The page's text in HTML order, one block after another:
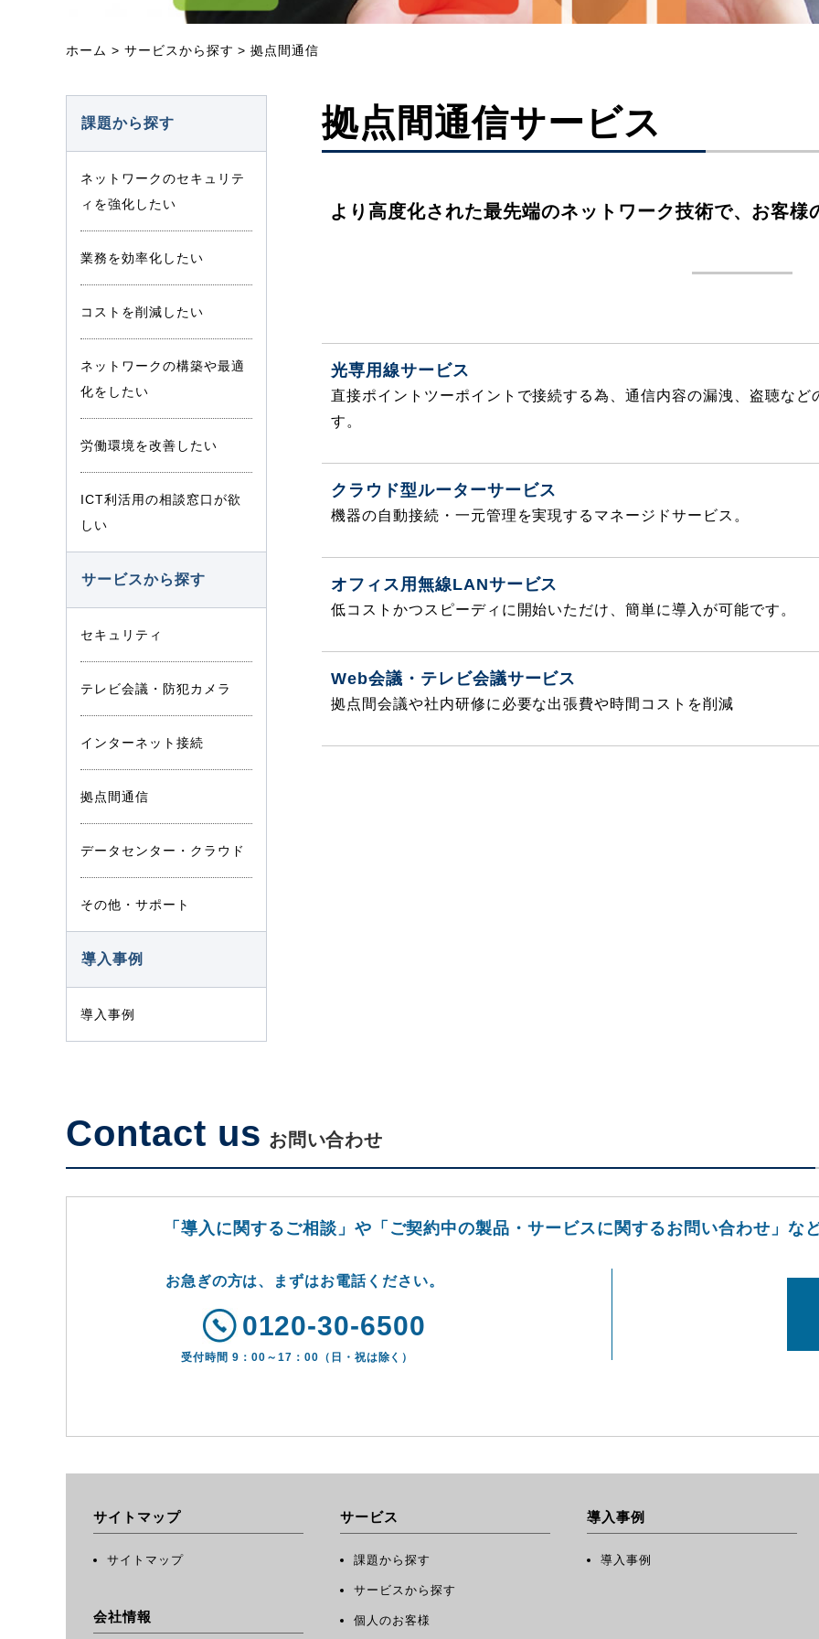
ホーム > サービスから探す >拠点間通信
拠点間通信サービス
より高度化された最先端のネットワーク技術で、お客様
光専用線サービス
直接ポイントツーポイントで接続する為、通信内容の漏洩、盗聴な
す。
クラウド型ルーターサービス
機器の自動接続・一元管理を実現するマネージドサービス。
オフィス用無線LANサービス
低コストかつスピーディに開始いただけ、簡単に導入が可能です。
Web会議・テレビ会議サービス
拠点間会議や社内研修に必要な出張費や時間コストを削減
課題から探す
ネットワークのセキュリテ
ィを強化したい
業務を効率化したい
コストを削減したい
ネットワークの構築や最適
化をしたい
労働環境を改善したい
ICT利活用の相談窓口が欲
しい
サービスから探す
セキュリティ
テレビ会議・防犯カメラ
インターネット接続
拠点間通信
データセンター・クラウド
その他・サポート
導入事例
導入事例
Contact us お問い合わせ
「導入に関するご相談」や「ご契約中の製品・サービスに関するお問い合わせ」な
お急ぎの方は、まずはお電話ください。
0120-30-6500
受付時間 9：00～17：00（日・祝は除く）
サイトマップ
サイトマップ
会社情報
サービス
課題から探す
サービスから探す
個人のお客様
導入事例
導入事例